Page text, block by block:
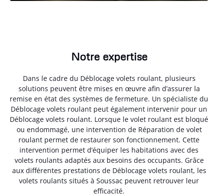
Notre expertise
Dans le cadre du Déblocage volets roulant, plusieurs
solutions peuvent être mises en œuvre afin d’assurer la
remise en état des systèmes de fermeture. Un spécialiste du
Déblocage volets roulant peut également intervenir pour un
Déblocage volets roulant. Lorsque le volet roulant est bloqué
ou endommagé, une intervention de Réparation de volet
roulant permet de restaurer son fonctionnement. Cette
intervention permet d’équiper les habitations avec des
volets roulants adaptés aux besoins des occupants. Grâce
aux différentes prestations de Déblocage volets roulant, les
volets roulants situés à Soussac peuvent retrouver leur
efficacité.